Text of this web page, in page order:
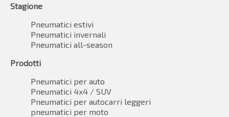
Stagione
Pneumatici estivi
Pneumatici invernali
Pneumatici all-season
Prodotti
Pneumatici per auto
Pneumatici 4x4 / SUV
Pneumatici per autocarri leggeri
pneumatici per moto